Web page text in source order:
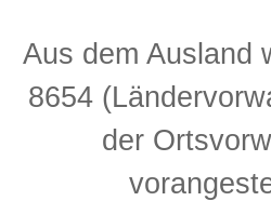
Aus dem Ausland
8654
der